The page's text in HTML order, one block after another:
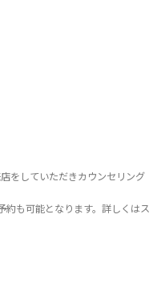
をしていただきカウンセリング
も可能となります。詳しくはス